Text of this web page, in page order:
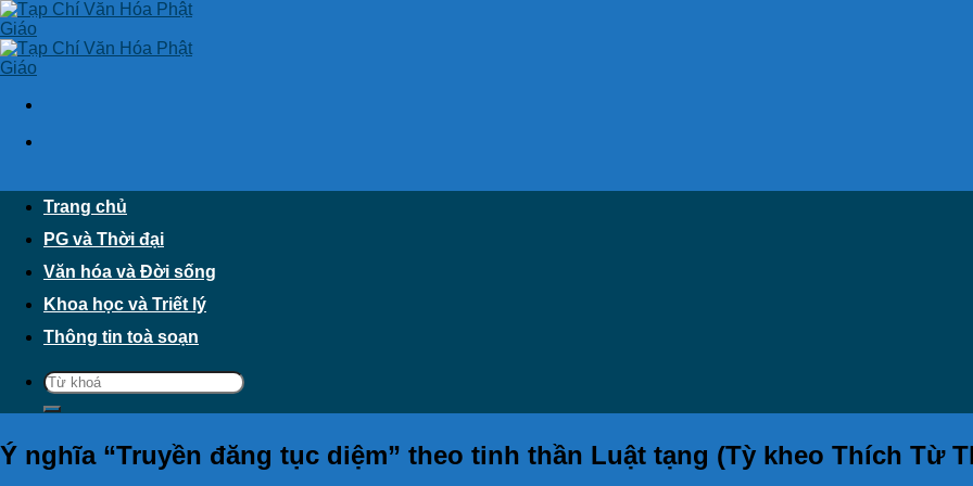
Skip
to
content
Trang chủ
PG và Thời đại
Văn hóa và Đời sống
Khoa học và Triết lý
Thông tin toà soạn
Ý nghĩa “Truyền đăng tục diệm” theo tinh thần Luật tạng (Tỳ kheo Thích Từ